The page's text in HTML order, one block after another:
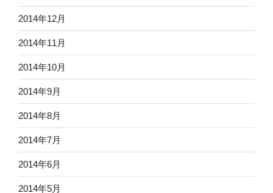
2014年12月
2014年11月
2014年10月
2014年9月
2014年8月
2014年7月
2014年6月
2014年5月